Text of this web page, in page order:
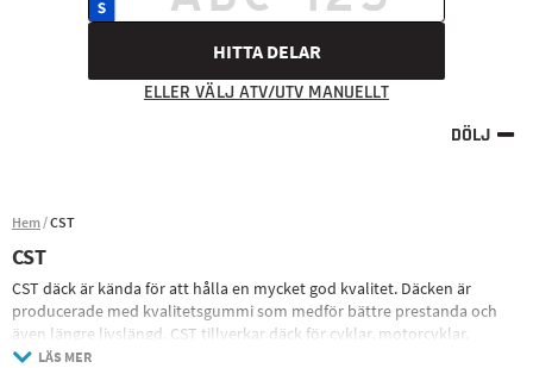
HITTA DELAR
ELLER VÄLJ ATV/UTV MANUELLT
DÖLJ
Hem CST
CST
CST däck är kända för att hålla en mycket god kvalitet. Däcken är
producerade med kvalitetsgummi som medför bättre prestanda och
även längre livslängd. CST tillverkar däck för cyklar, motorcyklar,
terrängfordon, ATV, jordbruks och trädgårdsmaskiner
LÄS MER